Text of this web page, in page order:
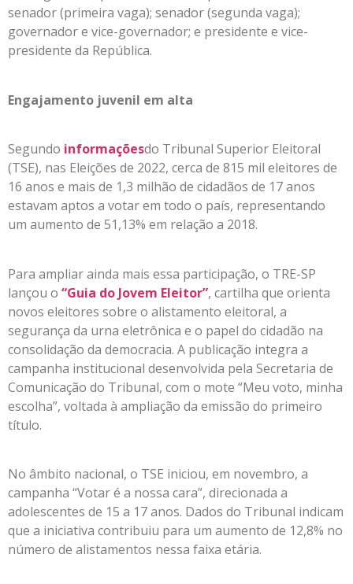
senador (primeira vaga); senador (segunda vaga);
governador e vice-governador; e presidente e vice-
presidente da República.
Engajamento juvenil em alta
Segundo informaçõesdo Tribunal Superior Eleitoral
(TSE), nas Eleições de 2022, cerca de 815 mil eleitores de
16 anos e mais de 1,3 milhão de cidadãos de 17 anos
estavam aptos a votar em todo o país, representando
um aumento de 51,13% em relação a 2018.
Para ampliar ainda mais essa participação, o TRE-SP
lançou o “Guia do Jovem Eleitor”, cartilha que orienta
novos eleitores sobre o alistamento eleitoral, a
segurança da urna eletrônica e o papel do cidadão na
consolidação da democracia. A publicação integra a
campanha institucional desenvolvida pela Secretaria de
Comunicação do Tribunal, com o mote “Meu voto, minha
escolha”, voltada à ampliação da emissão do primeiro
título.
No âmbito nacional, o TSE iniciou, em novembro, a
campanha “Votar é a nossa cara”, direcionada a
adolescentes de 15 a 17 anos. Dados do Tribunal indicam
que a iniciativa contribuiu para um aumento de 12,8% no
número de alistamentos nessa faixa etária.